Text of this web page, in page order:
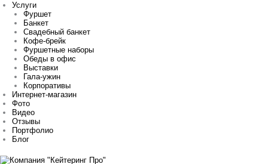
Услуги
Фуршет
Банкет
Свадебный банкет
Кофе-брейк
Фуршетные наборы
Обеды в офис
Выставки
Гала-ужин
Корпоративы
Интернет-магазин
Фото
Видео
Отзывы
Портфолио
Блог